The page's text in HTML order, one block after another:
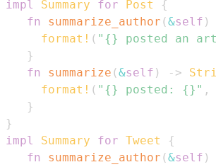
impl Summary for Post
{
fn
summarize_author (&self )
format! ( "{} posted an
}
fn
summarize (&self ) ->
format! ( "{} posted: {}" ,
}
}
impl
Summary for Tweet
{
fn
summarize_author (&self )